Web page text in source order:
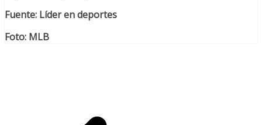
Fuente: Líder en deportes
Foto: MLB